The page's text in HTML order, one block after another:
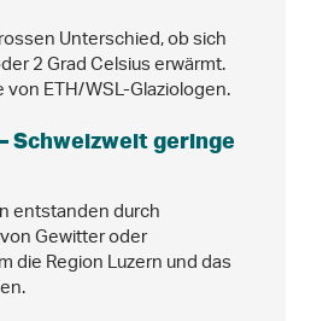
Unterschied, ob sich
2 Grad Celsius erwärmt.
ETH/WSL-Glaziologen.
Schweizweit geringe
entstanden durch
Gewitter oder
die Region Luzern und das